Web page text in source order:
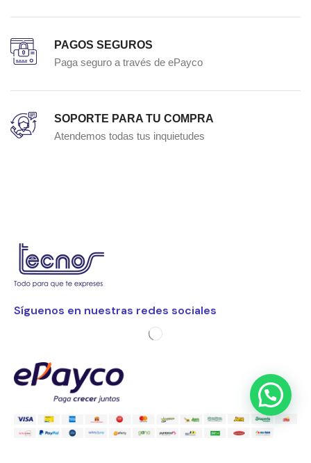
PAGOS SEGUROS
Paga seguro a través de ePayco
SOPORTE PARA TU COMPRA
Atendemos todas tus inquietudes
Síguenos en nuestras redes sociales